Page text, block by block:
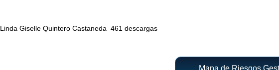
Giselle Quintero Castaneda 461 descargas
Mapa de Riesgos